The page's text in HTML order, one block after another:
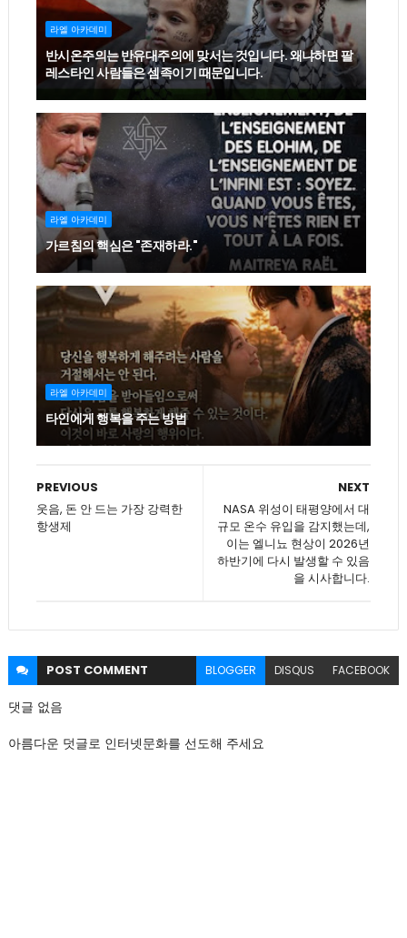
라엘 아카데미
반시온주의는 반유대주의에 맞서는 것입니다. 왜냐하면 팔
레스타인 사람들은 셈족이기 때문입니다.
라엘 아카데미
가르침의 핵심은 "존재하라."
라엘 아카데미
타인에게 행복을 주는 방법
NEXT
NASA 위성이 태평양에서 대
규모 온수 유입을 감지했는데,
이는 엘니뇨 현상이 2026년
하반기에 다시 발생할 수 있음
을 시사합니다.
PREVIOUS
웃음, 돈 안 드는 가장 강력한
항생제
POST COMMENT BLOGGER DISQUS FACEBOOK
댓글 없음
아름다운 덧글로 인터넷문화를 선도해 주세요